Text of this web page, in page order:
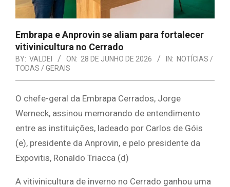
Embrapa e Anprovin se aliam para fortalecer
vitivinicultura no Cerrado
BY: VALDEI ON: 28 DE JUNHO DE 2026 IN: NOTÍCIAS /
TODAS / GERAIS
O chefe-geral da Embrapa Cerrados, Jorge
Werneck, assinou memorando de entendimento
entre as instituições, ladeado por Carlos de Góis
(e), presidente da Anprovin, e pelo presidente da
Expovitis, Ronaldo Triacca (d)
A vitivinicultura de inverno no Cerrado ganhou uma